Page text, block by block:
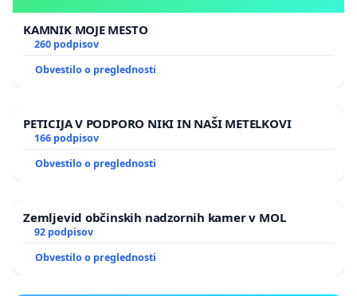
KAMNIK MOJE MESTO
260 podpisov
Obvestilo o preglednosti
PETICIJA V PODPORO NIKI IN NAŠI METELKOVI
166 podpisov
Obvestilo o preglednosti
Zemljevid občinskih nadzornih kamer v MOL
92 podpisov
Obvestilo o preglednosti